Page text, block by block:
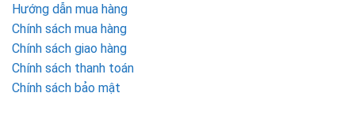
Hướng dẫn mua hàng
Chính sách mua hàng
Chính sách giao hàng
Chính sách thanh toán
Chính sách bảo mật